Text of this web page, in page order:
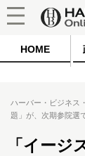
HOME
ハーバー・ビジネス
題」が、次期参院選
「イージ